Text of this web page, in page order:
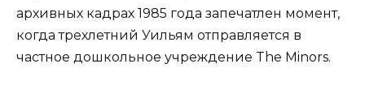
архивных кадрах 1985 года запечатлен момент,
когда трехлетний Уильям отправляется в
частное дошкольное учреждение The Minors.